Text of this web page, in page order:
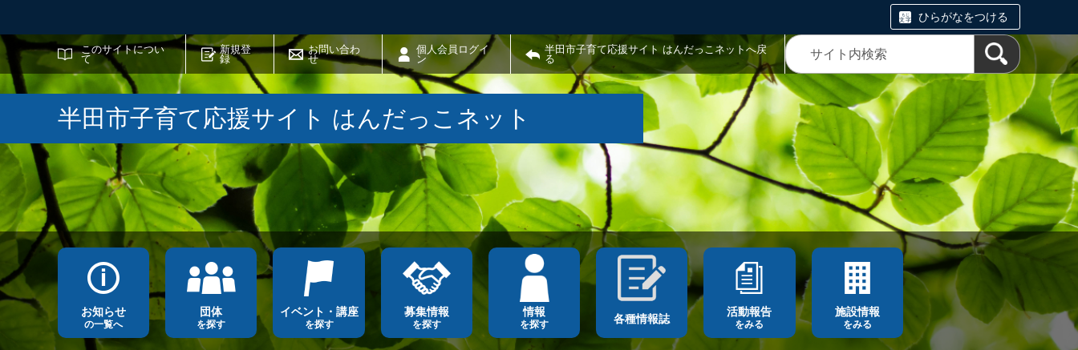
ひらがなをつける
このサイトについ
て
新規登
録
お問い合わ
せ
個人会員ログイ
ン
半田市子育て応援サイト はんだっこネットへ戻
る
サイト内検索
半田市子育て応援サイト はんだっこネット
お知らせ
の一覧へ
団体
を探す
イベント・講座
を探す
募集情報
を探す
情報
を探す 各種情報誌
活動報告
をみる
施設情報
をみる